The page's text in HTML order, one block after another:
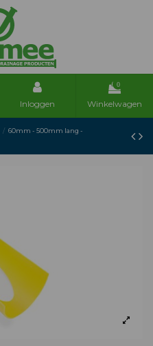
Inloggen
0
Winkelwagen
60mm - 500mm lang -